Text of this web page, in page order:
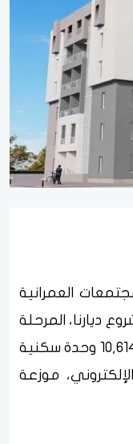
العمرانية
ديارنا، المرحلة
الثانية تحت التنفيذ، والتي تتضمن 10,614 وحدة سكنية
موزعة